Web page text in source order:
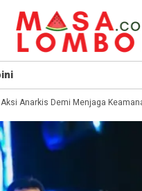
Anarkis Demi Menjaga